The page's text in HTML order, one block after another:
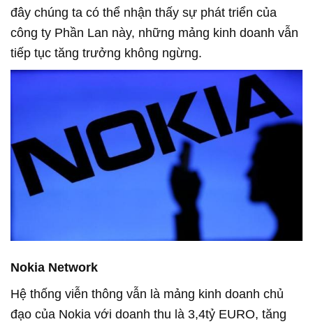
đây chúng ta có thể nhận thấy sự phát triển của
công ty Phần Lan này, những mảng kinh doanh vẫn
tiếp tục tăng trưởng không ngừng.
Nokia Network
Hệ thống viễn thông vẫn là mảng kinh doanh chủ
đạo của Nokia với doanh thu là 3,4tỷ EURO, tăng